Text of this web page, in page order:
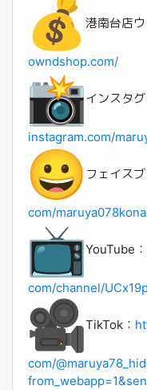
港南台店
owndshop.com/
インスタグ
instagram.com/
フェイスブ
com/
YouTube：
com/channel/
TikTok：
com/